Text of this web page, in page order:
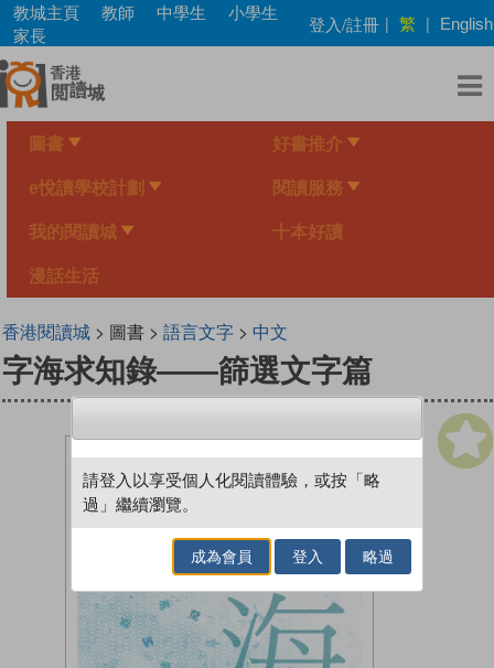
Skip
main
content
教城主頁 教師 中學生
小學生
家長
登入/註冊 | 繁 | English
圖書 好書推介
e悅讀學校計劃 閱讀服務
我的閱讀城 十本好讀
漫話生活
香港閱讀城> 圖書 > 語言文字> 中文
字海求知錄——篩選文字篇
請登入以享受個人化閱讀體驗，或按「略
過」繼續瀏覽。
成為會員 登入 略過